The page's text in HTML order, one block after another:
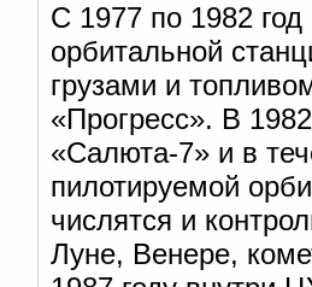
С 1977 по 1982
орбитальной
грузами и
«Прогресс». В
«Салюта-7» и в
пилотируемой
числятся и
Луне, Венере,